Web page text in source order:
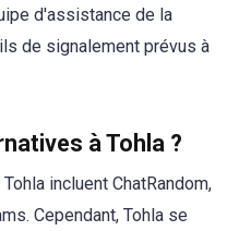
d'assistance de la
de signalement prévus à
à Tohla ?
incluent ChatRandom,
Cependant, Tohla se